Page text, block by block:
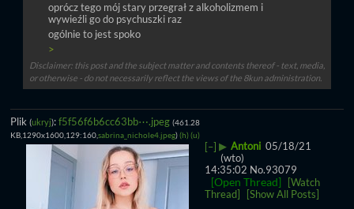
oprócz tego mój stary przegrał z alkoholizmem i
wywieźli go do psychuszki raz
ogólnie to jest spoko
>
Disclaimer: this post and the subject matter and contents thereof - text, media,
or otherwise - do not necessarily reflect the views of the 8kun administration.
Plik (ukryj):f5f56f6b6cc63bb⋯.jpeg (461.28
KB,1290x1600,129:160,sabrina_nichole4.jpeg)(h)(u)
[–] ▶ Antoni 05/18/21
(wto)
14:35:02 No.93079
[Open Thread]
[Watch
Thread]
[Show All Posts]